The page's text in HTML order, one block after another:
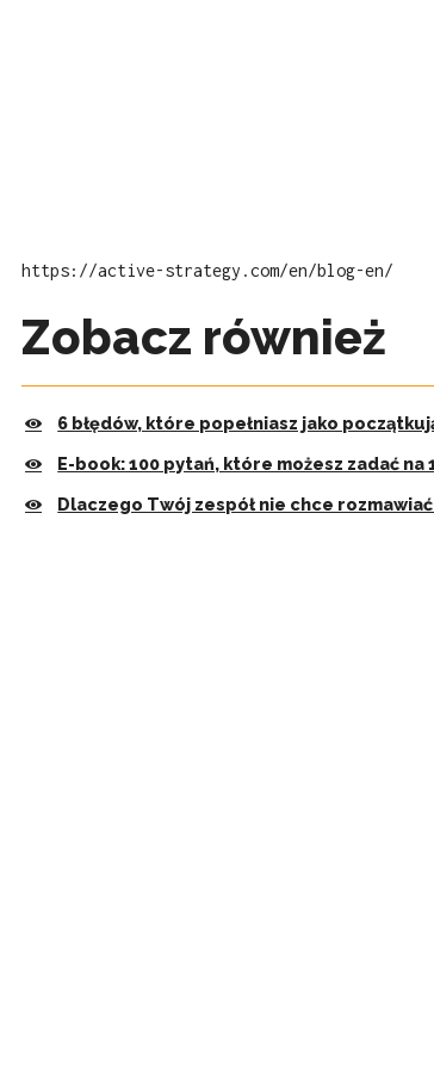
https://active-strategy.com/en/blog-en/
Zobacz również
6 błędów, które popełniasz jako
E-book: 100 pytań, które możesz zadać na
Dlaczego Twój zespół nie chce